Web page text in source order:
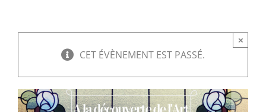
CET ÉVÈNEMENT EST PASSÉ.
×